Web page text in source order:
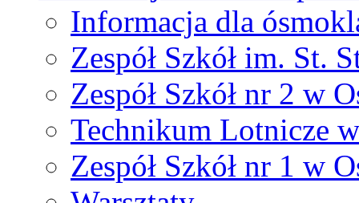
Informacja dla
Zespół Szkół im. St.
Zespół Szkół nr 2 w
Technikum Lotnicze
Zespół Szkół nr 1 w